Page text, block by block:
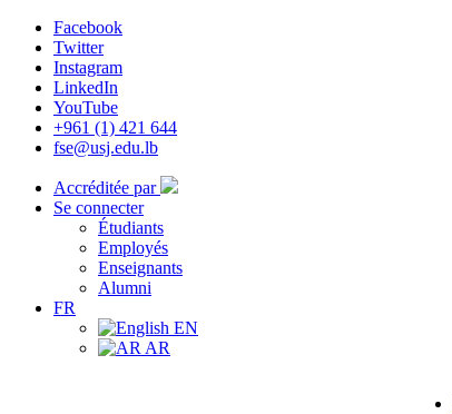
Facebook
Twitter
Instagram
LinkedIn
YouTube
+961 (1) 421 644
fse@usj.edu.lb
Accréditée par
Se connecter
Étudiants
Employés
Enseignants
Alumni
FR
EN
AR